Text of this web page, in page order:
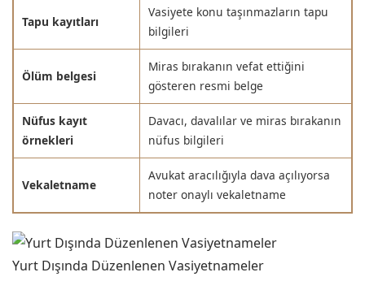
Tapu kayıtları
Vasiyete konu taşınmazların tapu
bilgileri
Ölüm belgesi
Miras bırakanın vefat ettiğini
gösteren resmi belge
Nüfus kayıt
örnekleri
Davacı, davalılar ve miras bırakanın
nüfus bilgileri
Vekaletname
Avukat aracılığıyla dava açılıyorsa
noter onaylı vekaletname
Yurt Dışında Düzenlenen Vasiyetnameler